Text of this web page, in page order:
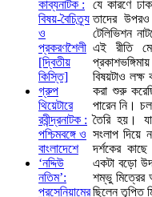
যে কারণে
তাদের উপরও
টেলিভিশন
এই রীতি
বিষয়টাও
করা শুরু
পারেন নি।
তৈরি হয়।
সংলাপ দিয়ে
দর্শকের
একটা বড়ো
শম্ভু মিত্রের
ছিলেন তৃপ্তি
কাব্যনাটক :
বিষয়-বৈচিত্র্য
ও
প্রকরণশৈলী
[দ্বিতীয়
কিস্তি]
গ্রুপ
থিয়েটারে
রবীন্দ্রনাটক :
পশ্চিমবঙ্গে ও
বাংলাদেশে
‘নদ্দিউ
নতিম’:
প্রসেনিয়ামের